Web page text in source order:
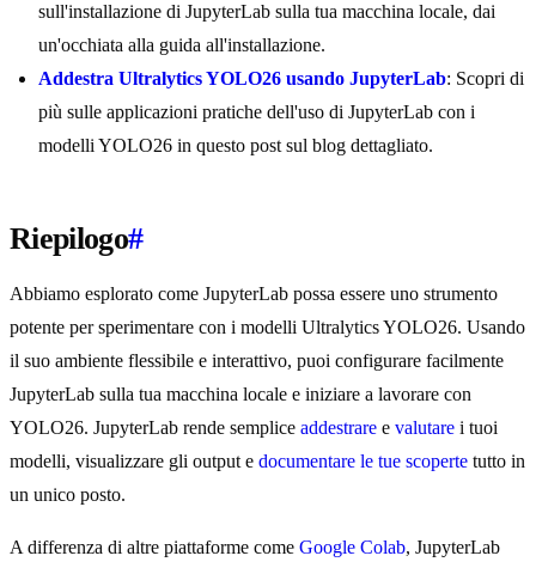
sull'installazione di JupyterLab sulla tua macchina locale, dai
un'occhiata alla guida all'installazione.
Addestra Ultralytics YOLO26 usando JupyterLab: Scopri di
più sulle applicazioni pratiche dell'uso di JupyterLab con i
modelli YOLO26 in questo post sul blog dettagliato.
Riepilogo#
Abbiamo esplorato come JupyterLab possa essere uno strumento
potente per sperimentare con i modelli Ultralytics YOLO26. Usando
il suo ambiente flessibile e interattivo, puoi configurare facilmente
JupyterLab sulla tua macchina locale e iniziare a lavorare con
YOLO26. JupyterLab rende semplice addestrare e valutare i tuoi
modelli, visualizzare gli output e documentare le tue scoperte tutto in
un unico posto.
A differenza di altre piattaforme come Google Colab, JupyterLab